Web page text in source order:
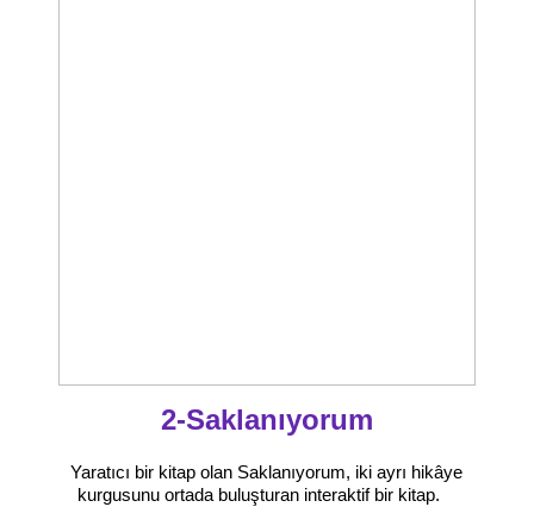
2-Saklanıyorum
Yaratıcı bir kitap olan Saklanıyorum, iki ayrı hikâye
kurgusunu ortada buluşturan interaktif bir kitap.